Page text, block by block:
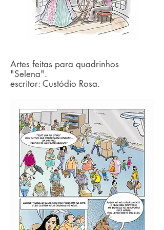
Artes feitas para quadrinhos
"Selena".
escritor: Custódio Rosa.